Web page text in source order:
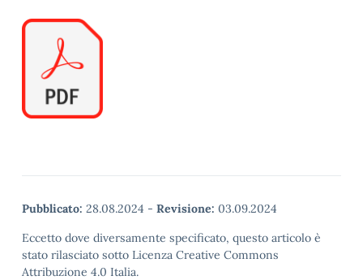
Pubblicato: 28.08.2024 - Revisione: 03.09.2024
Eccetto dove diversamente specificato, questo articolo è
stato rilasciato sotto Licenza Creative Commons
Attribuzione 4.0 Italia.